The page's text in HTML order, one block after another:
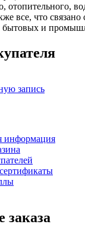
отопительного,
все, что связано
бытовых и
запись
информация
заказа